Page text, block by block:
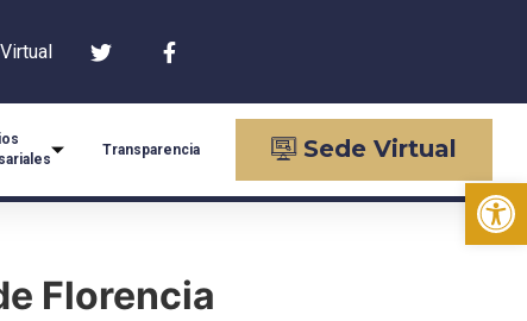
Transparencia Sede Virtual
Florencia